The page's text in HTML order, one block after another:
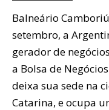
Balneário
setembro, a
gerador de
a Bolsa de
deixa sua sede na
Catarina, e ocupa